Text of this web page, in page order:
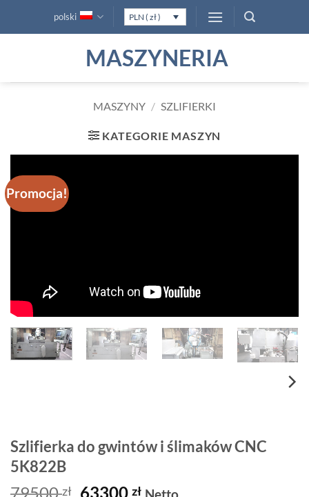
polski PLN ( zł )
MASZYNERIA
MASZYNY / SZLIFIERKI
KATEGORIE MASZYN
Promocja!
Szlifierka do gwintów i ślimaków CNC
5K822B
79500zł Pierwotna
63300złAktualna